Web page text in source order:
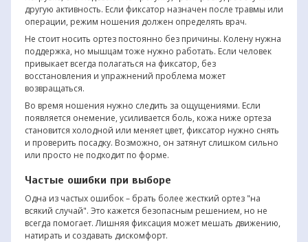
другую активность. Если фиксатор назначен после травмы или
операции, режим ношения должен определять врач.
Не стоит носить ортез постоянно без причины. Колену нужна
поддержка, но мышцам тоже нужно работать. Если человек
привыкает всегда полагаться на фиксатор, без
восстановления и упражнений проблема может
возвращаться.
Во время ношения нужно следить за ощущениями. Если
появляется онемение, усиливается боль, кожа ниже ортеза
становится холодной или меняет цвет, фиксатор нужно снять
и проверить посадку. Возможно, он затянут слишком сильно
или просто не подходит по форме.
Частые ошибки при выборе
Одна из частых ошибок – брать более жесткий ортез "на
всякий случай". Это кажется безопасным решением, но не
всегда помогает. Лишняя фиксация может мешать движению,
натирать и создавать дискомфорт.